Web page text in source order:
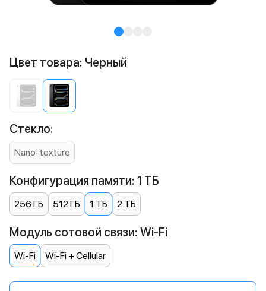
Цвет товара: Черный
Стекло:
Nano-texture
Конфигурация памяти: 1 ТБ
256 ГБ 512 ГБ 1 ТБ 2 ТБ
Модуль сотовой связи: Wi-Fi
Wi-Fi Wi-Fi + Cellular